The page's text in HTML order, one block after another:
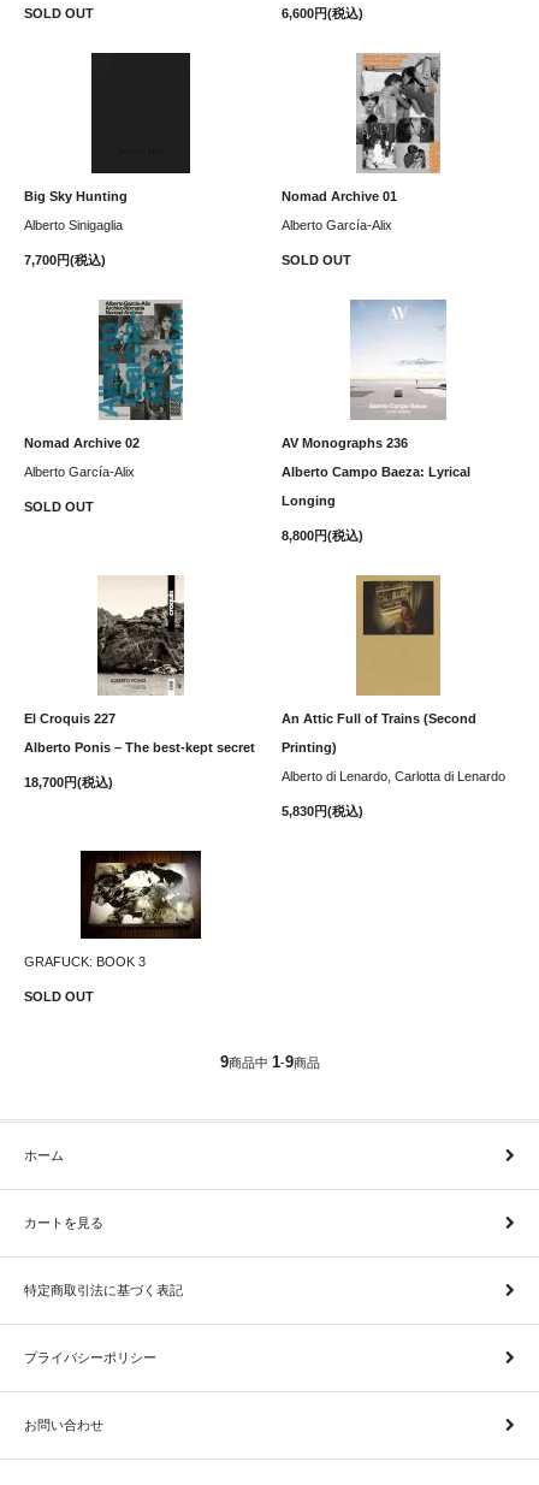
SOLD OUT 6,600円(税込)
Big Sky Hunting
Alberto Sinigaglia
7,700円(税込)
Nomad Archive 01
Alberto García-Alix
SOLD OUT
Nomad Archive 02
Alberto García-Alix
SOLD OUT
AV Monographs 236
Alberto Campo Baeza: Lyrical
Longing
8,800円(税込)
El Croquis 227
Alberto Ponis – The best-kept secret
18,700円(税込)
An Attic Full of Trains (Second
Printing)
Alberto di Lenardo, Carlotta di Lenardo
5,830円(税込)
GRAFUCK: BOOK 3
SOLD OUT
9商品中 1-9商品
ホーム
カートを見る
特定商取引法に基づく表記
プライバシーポリシー
お問い合わせ